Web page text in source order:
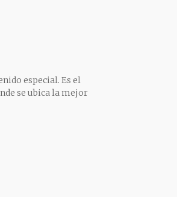
especial. Es el
se ubica la mejor